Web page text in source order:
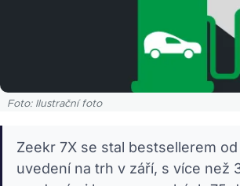
Foto: Ilustrační foto
Zeekr 7X se stal bestsellerem
uvedení na trh v září, s více než